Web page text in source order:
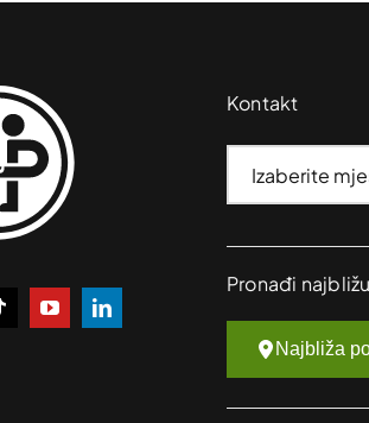
Kontakt
Pronađi
Najbliža